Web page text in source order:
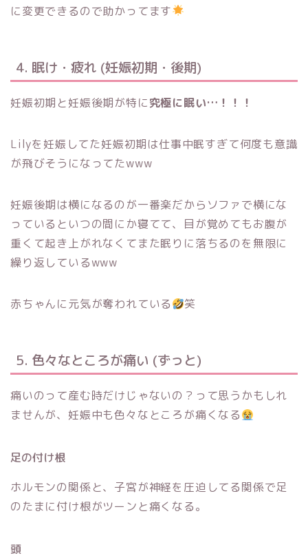
に変更できるので助かってます
4. 眠け・疲れ (妊娠初期・後期)
妊娠初期と妊娠後期が特に究極に眠い…！！！
Lilyを妊娠してた妊娠初期は仕事中眠すぎて何度も意識
が飛びそうになってたwww
妊娠後期は横になるのが一番楽だからソファで横にな
っているといつの間にか寝てて、目が覚めてもお腹が
重くて起き上がれなくてまた眠りに落ちるのを無限に
繰り返しているwww
赤ちゃんに元気が奪われている 笑
5. 色々なところが痛い (ずっと)
痛いのって産む時だけじゃないの？って思うかもしれ
ませんが、妊娠中も色々なところが痛くなる
足の付け根
ホルモンの関係と、子宮が神経を圧迫してる関係で足
のたまに付け根がツーンと痛くなる。
頭